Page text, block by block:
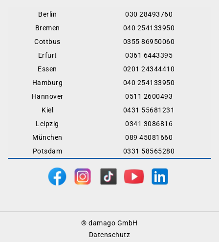
Berlin
030 28493760
Bremen
040 254133950
Cottbus
0355 86950060
Erfurt
0361 6443395
Essen
0201 24344410
Hamburg
040 254133950
Hannover
0511 2600493
Kiel
0431 55681231
Leipzig
0341 3086816
München
089 45081660
Potsdam
0331 58565280
® damago GmbH
Datenschutz